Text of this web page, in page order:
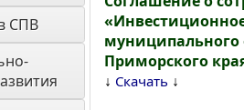
СПВ
муниципального
Приморского
↓ Скачать ↓